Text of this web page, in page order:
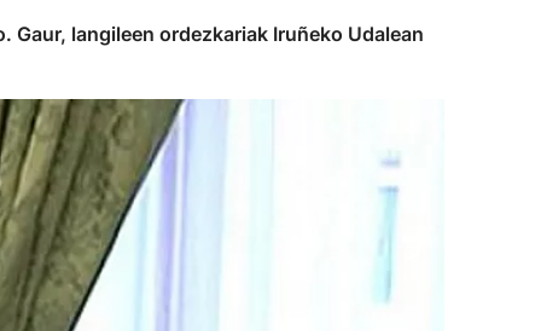
langileen ordezkariak Iruñeko Udalean